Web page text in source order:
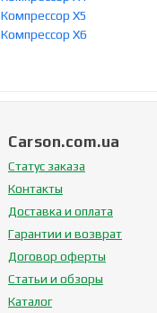
Компрессор X5
Компрессор X6
Carson.com.ua
Статус заказа
Контакты
Доставка и оплата
Гарантии и возврат
Договор оферты
Статьи и обзоры
Каталог